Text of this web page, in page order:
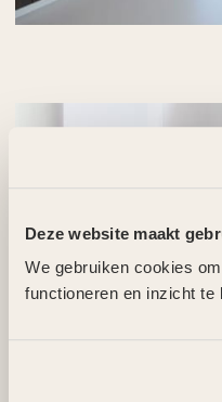
Deze website maakt
We gebruiken cookies
functioneren en inzicht te